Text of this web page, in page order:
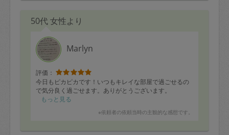
50代 女性より
Marlyn
評価：
今日もピカピカです！いつもキレイな部屋で過ごせるの
で気分良く過ごせます。ありがとうございます。
もっと見る
※依頼者の依頼当時の主観的な感想です。